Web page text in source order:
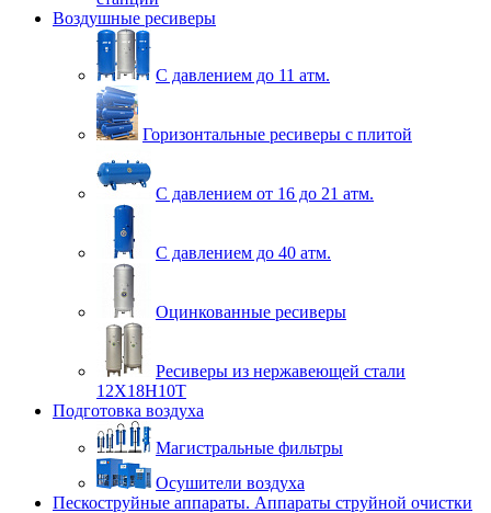
Воздушные ресиверы
С давлением до 11 атм.
Горизонтальные ресиверы с плитой
С давлением от 16 до 21 атм.
С давлением до 40 атм.
Оцинкованные ресиверы
Ресиверы из нержавеющей стали
12Х18Н10Т
Подготовка воздуха
Магистральные фильтры
Осушители воздуха
Пескоструйные аппараты. Аппараты струйной очистки